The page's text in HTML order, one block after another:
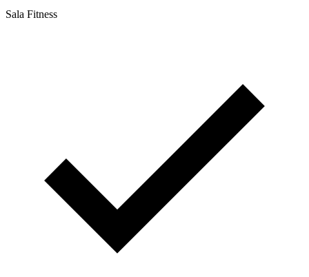
Sala Fitness